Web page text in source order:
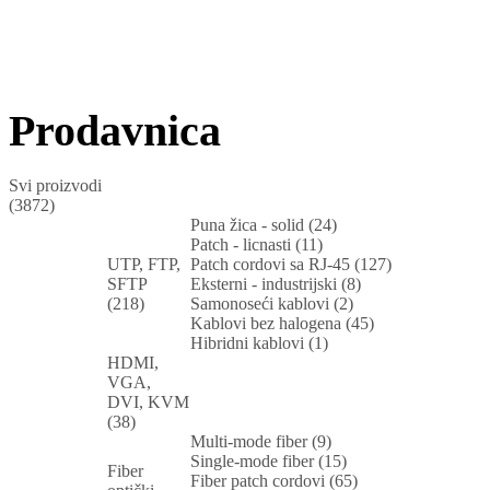
Prodavnica
Svi proizvodi
(3872)
UTP, FTP,
SFTP
(218)
Puna žica - solid (24)
Patch - licnasti (11)
Patch cordovi sa RJ-45 (127)
Eksterni - industrijski (8)
Samonoseći kablovi (2)
Kablovi bez halogena (45)
Hibridni kablovi (1)
HDMI,
VGA,
DVI, KVM
(38)
Fiber
Multi-mode fiber (9)
Single-mode fiber (15)
Fiber patch cordovi (65)